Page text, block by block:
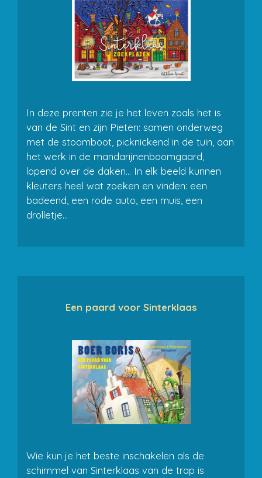
In deze prenten zie je het leven zoals het is
van de Sint en zijn Pieten: samen onderweg
met de stoomboot, picknickend in de tuin, aan
het werk in de mandarijnenboomgaard,
lopend over de daken… In elk beeld kunnen
kleuters heel wat zoeken en vinden: een
badeend, een rode auto, een muis, een
drolletje…
Een paard voor Sinterklaas
Wie kun je het beste inschakelen als de
schimmel van Sinterklaas van de trap is